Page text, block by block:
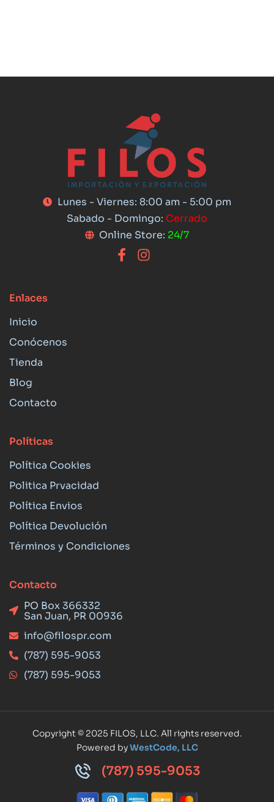
Lunes - Viernes: 8:00 am - 5:00 pm
Sabado - Domingo: Cerrado
Online Store: 24/7
Enlaces
Inicio
Conócenos
Tienda
Blog
Contacto
Políticas
Política Cookies
Politica Prvacidad
Política Envios
Política Devolución
Términos y Condiciones
Contacto
PO Box 366332
San Juan, PR 00936
info@filospr.com
(787) 595-9053
(787) 595-9053
Copyright © 2025 FILOS, LLC. All rights reserved.
Powered byWestCode, LLC
(787) 595-9053